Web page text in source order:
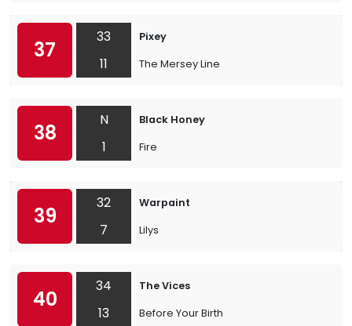
37
33
11
Pixey
The Mersey Line
38
N
1
Black Honey
Fire
39
32
7
Warpaint
Lilys
40
34
13
The Vices
Before Your Birth